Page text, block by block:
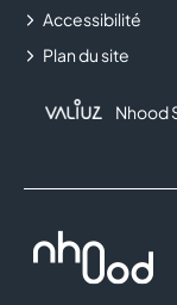
Accessibilité
Plan du site
Nhood